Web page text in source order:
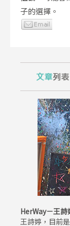
子的選擇。
HerWay－王
王詩婷，目前